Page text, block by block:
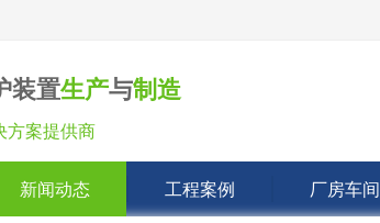
装置生产与制造
方案提供商
新闻动态 工程案例 厂房车间